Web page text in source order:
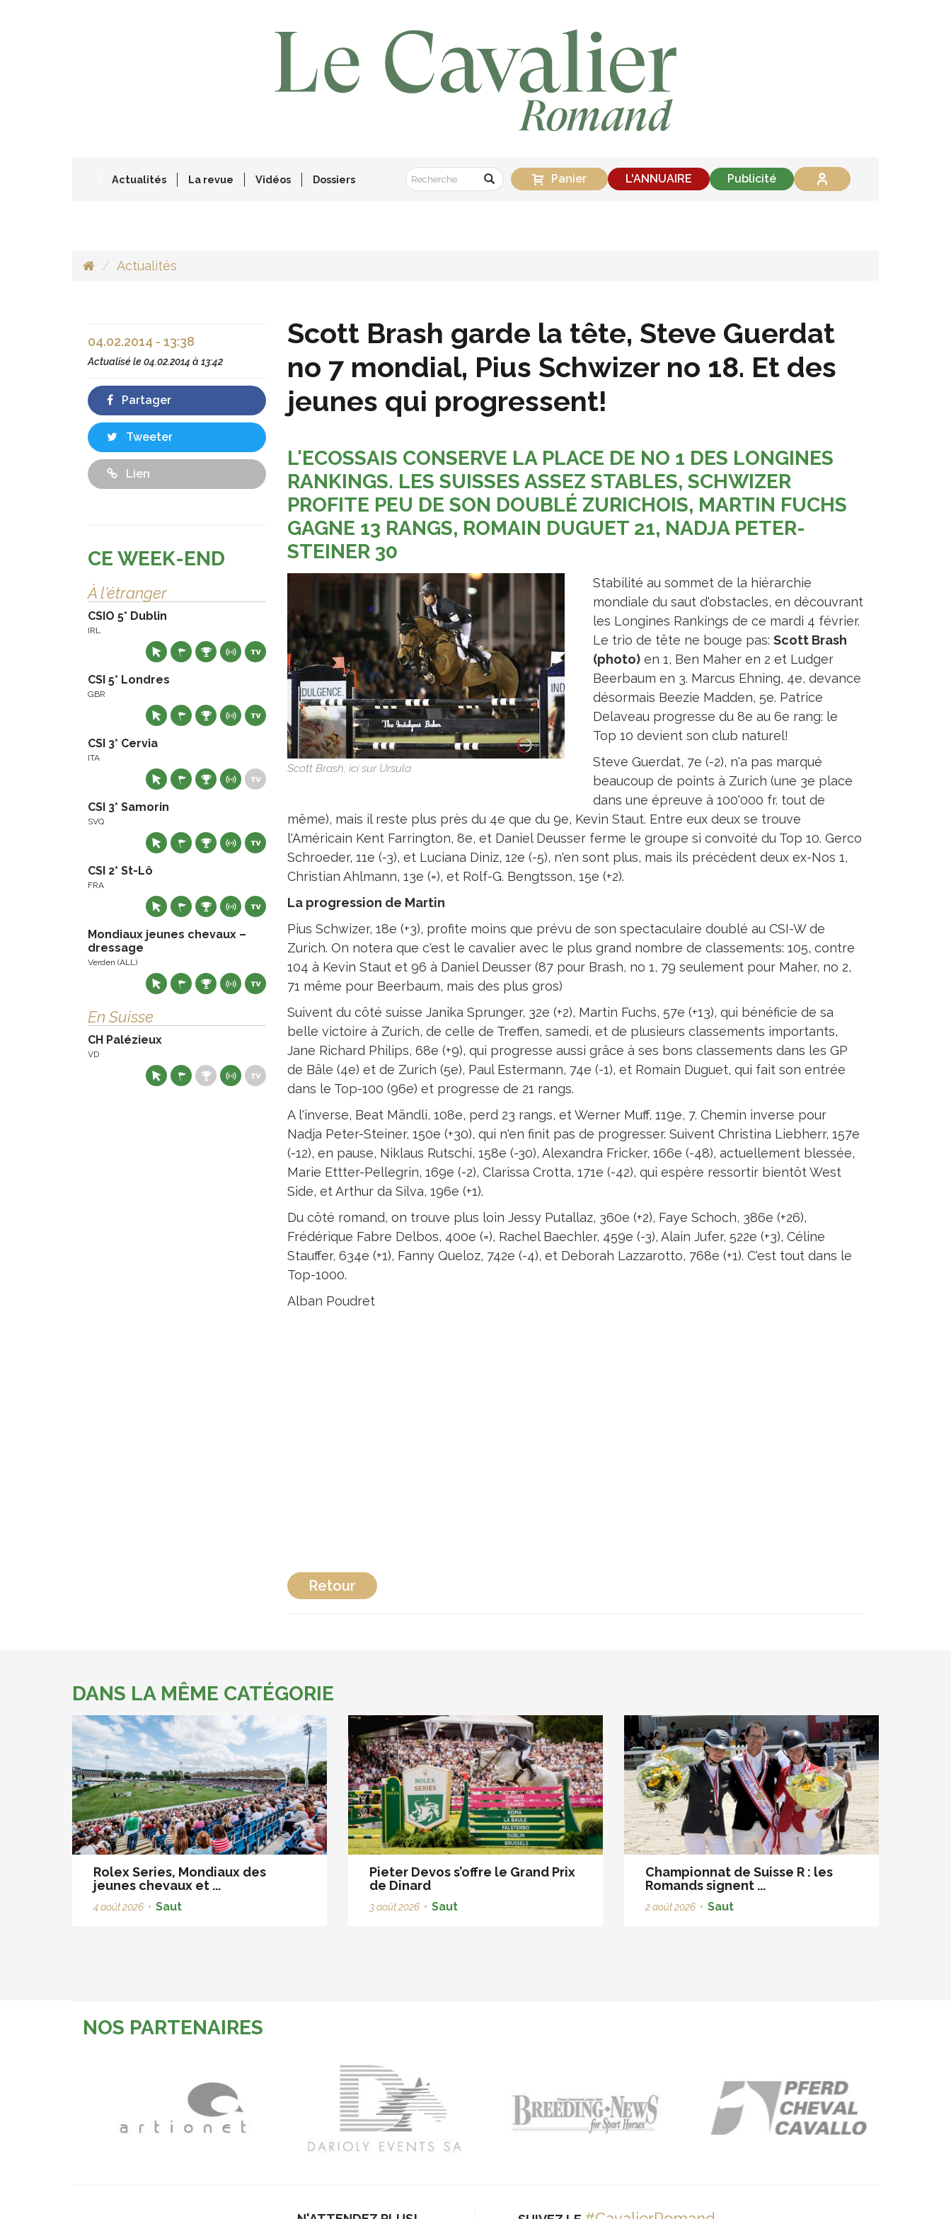
Actualités La revue Vidéos Dossiers Panier L'ANNUAIRE Publicité
Actualités
Scott Brash garde la tête, Steve Guerdat
no 7 mondial, Pius Schwizer no 18. Et des
jeunes qui progressent!
L'ECOSSAIS CONSERVE LA PLACE DE NO 1 DES LONGINES
RANKINGS. LES SUISSES ASSEZ STABLES, SCHWIZER
PROFITE PEU DE SON DOUBLÉ ZURICHOIS, MARTIN FUCHS
GAGNE 13 RANGS, ROMAIN DUGUET 21, NADJA PETER-
STEINER 30
Scott Brash, ici sur Ursula
Stabilité au sommet de la hiérarchie
mondiale du saut d'obstacles, en découvrant
les Longines Rankings de ce mardi 4 février.
Le trio de tête ne bouge pas: Scott Brash
(photo)en 1, Ben Maher en 2 et Ludger
Beerbaum en 3. Marcus Ehning, 4e, devance
désormais Beezie Madden, 5e. Patrice
Delaveau progresse du 8e au 6e rang: le
Top 10 devient son club naturel!
Steve Guerdat, 7e (-2), n'a pas marqué
beaucoup de points à Zurich (une 3e place
dans une épreuve à 100'000 fr. tout de
même), mais il reste plus près du 4e que du 9e, Kevin Staut. Entre eux deux se trouve
l'Américain Kent Farrington, 8e, et Daniel Deusser ferme le groupe si convoité du Top 10. Gerco
Schroeder, 11e (-3), et Luciana Diniz, 12e (-5), n'en sont plus, mais ils précèdent deux ex-Nos 1,
Christian Ahlmann, 13e (=), et Rolf-G. Bengtsson, 15e (+2).
La progression de Martin
Pius Schwizer, 18e (+3), profite moins que prévu de son spectaculaire doublé au CSI-W de
Zurich. On notera que c'est le cavalier avec le plus grand nombre de classements: 105, contre
104 à Kevin Staut et 96 à Daniel Deusser (87 pour Brash, no 1, 79 seulement pour Maher, no 2,
71 même pour Beerbaum, mais des plus gros)
Suivent du côté suisse Janika Sprunger, 32e (+2), Martin Fuchs, 57e (+13), qui bénéficie de sa
belle victoire à Zurich, de celle de Treffen, samedi, et de plusieurs classements importants,
Jane Richard Philips, 68e (+9), qui progresse aussi grâce à ses bons classements dans les GP
de Bâle (4e) et de Zurich (5e), Paul Estermann, 74e (-1), et Romain Duguet, qui fait son entrée
dans le Top-100 (96e) et progresse de 21 rangs.
A l'inverse, Beat Mändli, 108e, perd 23 rangs, et Werner Muff, 119e, 7. Chemin inverse pour
Nadja Peter-Steiner, 150e (+30), qui n'en finit pas de progresser. Suivent Christina Liebherr, 157e
(-12), en pause, Niklaus Rutschi, 158e (-30), Alexandra Fricker, 166e (-48), actuellement blessée,
Marie Ettter-Pellegrin, 169e (-2), Clarissa Crotta, 171e (-42), qui espère ressortir bientôt West
Side, et Arthur da Silva, 196e (+1).
Du côté romand, on trouve plus loin Jessy Putallaz, 360e (+2), Faye Schoch, 386e (+26),
Frédérique Fabre Delbos, 400e (=), Rachel Baechler, 459e (-3), Alain Jufer, 522e (+3), Céline
Stauffer, 634e (+1), Fanny Queloz, 742e (-4), et Deborah Lazzarotto, 768e (+1). C'est tout dans le
Top-1000.
Alban Poudret
Retour
04.02.2014 - 13:38
Actualisé le04.02.2014 à 13:42
Partager
Tweeter
Lien
CE WEEK-END
À l'étranger
CSIO 5* Dublin
IRL
CSI 5* Londres
GBR
CSI 3* Cervia
ITA
CSI 3* Samorin
SVQ
CSI 2* St-Lô
FRA
Mondiaux jeunes chevaux –
dressage
Verden (ALL)
En Suisse
CH Palézieux
VD
DANS LA MÊME CATÉGORIE
Rolex Series, Mondiaux des
jeunes chevaux et ...
4 août 2026 • Saut
Pieter Devos s’offre le Grand Prix
de Dinard
3 août 2026 • Saut
Championnat de Suisse R : les
Romands signent ...
2 août 2026 • Saut
NOS PARTENAIRES